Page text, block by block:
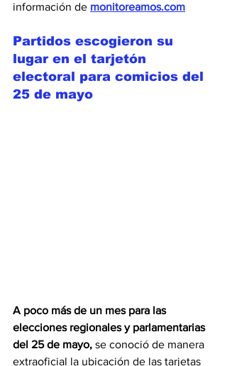
información de monitoreamos.com
Partidos escogieron su
lugar en el tarjetón
electoral para comicios del
25 de mayo
A poco más de un mes para las
elecciones regionales y parlamentarias
del 25 de mayo, se conoció de manera
extraoficial la ubicación de las tarjetas